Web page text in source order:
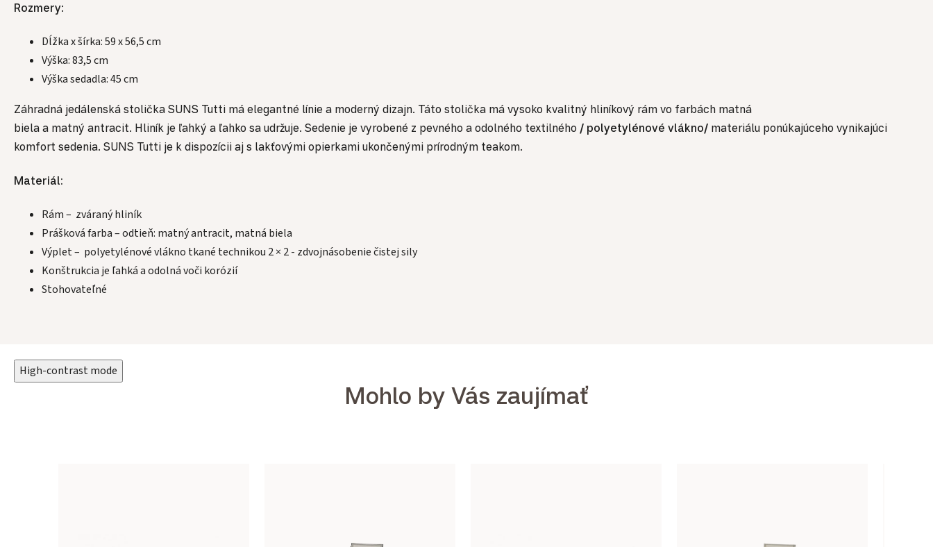
Rozmery:
Dĺžka x šírka: 59 x 56,5 cm
Výška: 83,5 cm
Výška sedadla: 45 cm
Záhradná jedálenská stolička SUNS Tutti má elegantné línie a moderný dizajn. Táto stolička má vysoko kvalitný hliníkový rám vo farbách matná
biela a matný antracit. Hliník je ľahký a ľahko sa udržuje. Sedenie je vyrobené z pevného a odolného textilného / polyetylénové vlákno/ materiálu ponúkajúceho vynikajúci
komfort sedenia. SUNS Tutti je k dispozícii aj s lakťovými opierkami ukončenými prírodným teakom.
Materiál:
Rám – zváraný hliník
Prášková farba – odtieň: matný antracit, matná biela
Výplet – polyetylénové vlákno tkané technikou 2 × 2 - zdvojnásobenie čistej sily
Konštrukcia je ľahká a odolná voči korózií
Stohovateľné
High-contrast mode
Mohlo by Vás zaujímať